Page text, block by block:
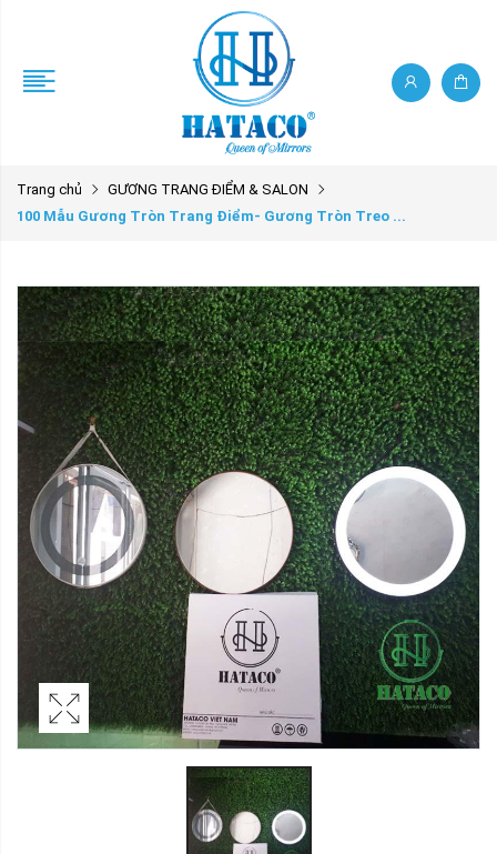
Trang chủ
GƯƠNG TRANG ĐIỂM & SALON
100 Mẫu Gương Tròn Trang Điểm- Gương Tròn Treo ...